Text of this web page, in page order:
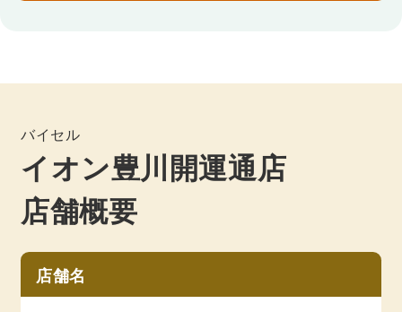
バイセル
イオン豊川開運通店
店舗概要
店舗名